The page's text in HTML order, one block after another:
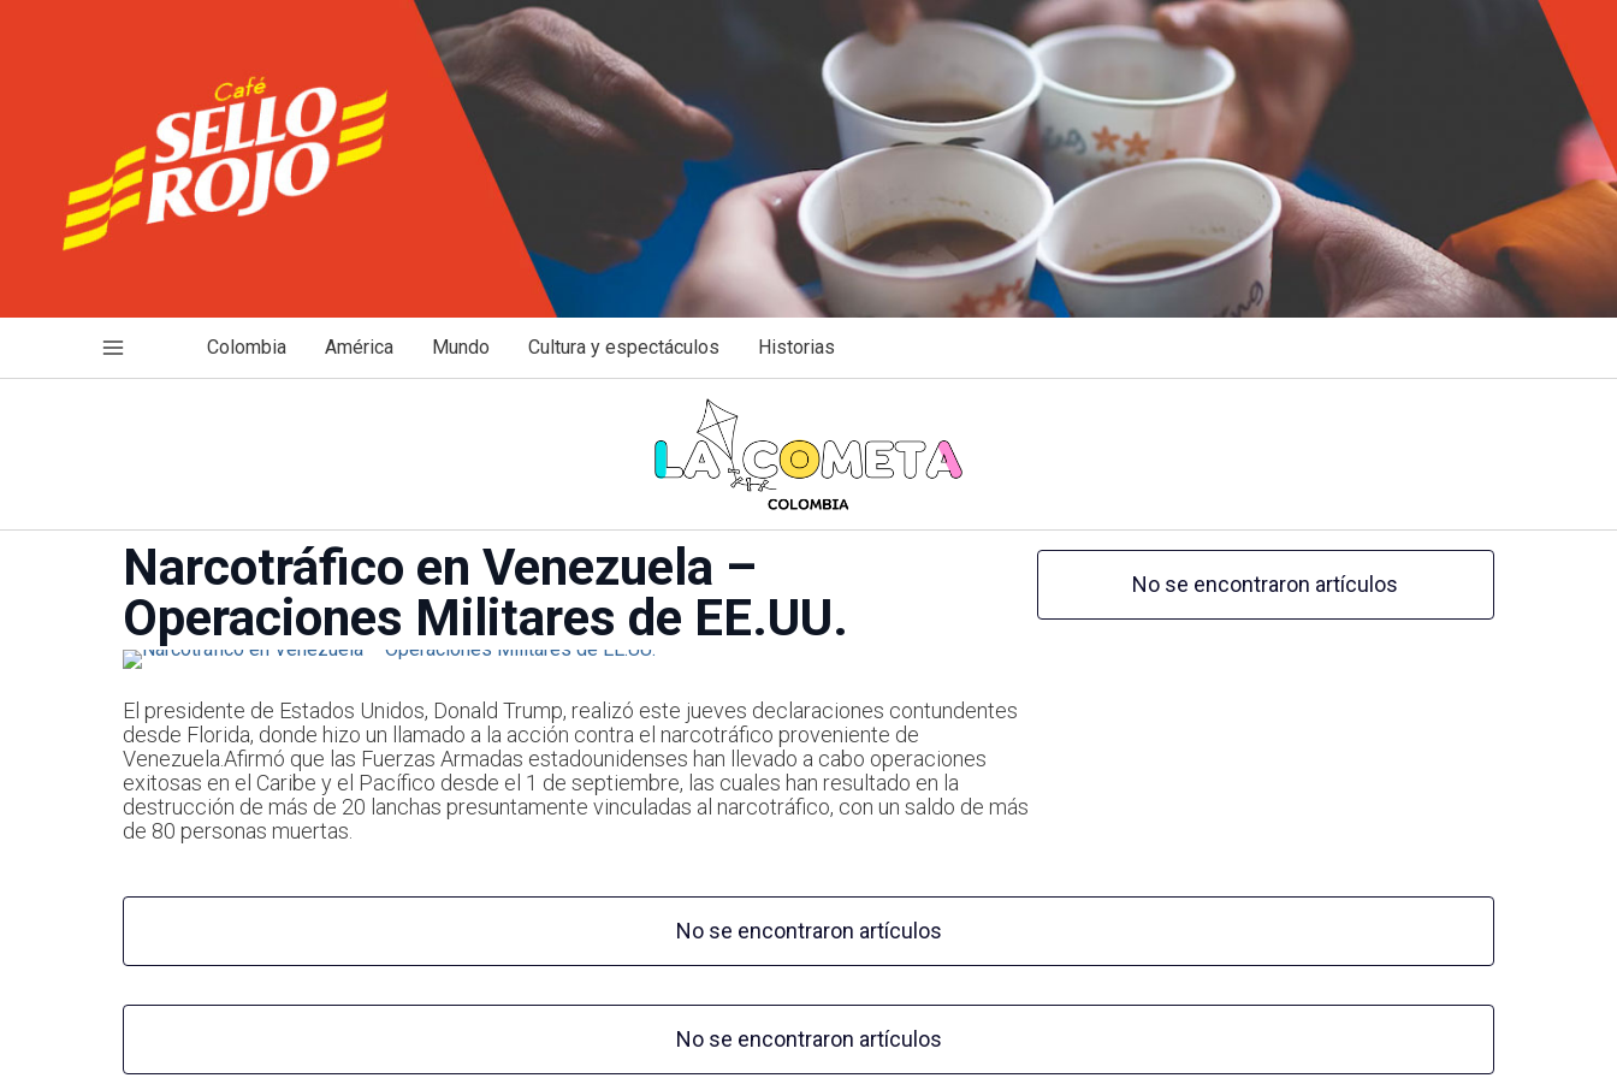
Colombia América Mundo Cultura y espectáculos Historias
Narcotráfico en Venezuela –
Operaciones Militares de EE.UU.
El presidente de Estados Unidos, Donald Trump, realizó este jueves declaraciones contundentes
desde Florida, donde hizo un llamado a la acción contra el narcotráfico proveniente de
Venezuela.Afirmó que las Fuerzas Armadas estadounidenses han llevado a cabo operaciones
exitosas en el Caribe y el Pacífico desde el 1 de septiembre, las cuales han resultado en la
destrucción de más de 20 lanchas presuntamente vinculadas al narcotráfico, con un saldo de más
de 80 personas muertas.
No se encontraron artículos
No se encontraron artículos
No se encontraron artículos